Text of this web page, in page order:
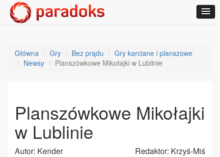
Główna Gry Bez prądu
Gry karciane i planszowe
Newsy
Planszówkowe Mikołajki w Lublinie
Planszówkowe Mikołajki
w Lublinie
Autor: Kender Redaktor: Krzyś-Miś